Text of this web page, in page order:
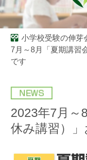
小学校受験の伸芽
7月～8月「夏期講習
です
2023年7月～
休み講習）